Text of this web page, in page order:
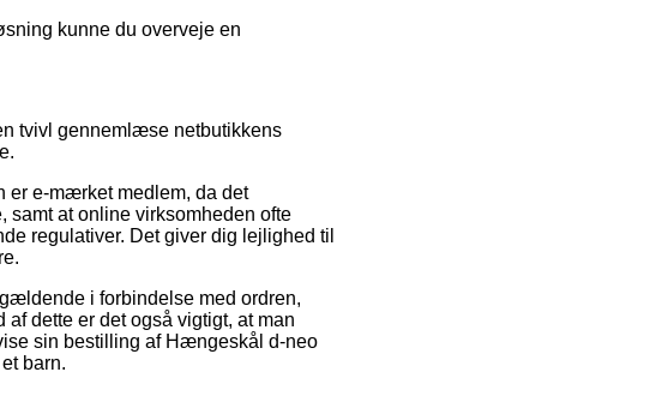
kunne du overveje en
tvivl gennemlæse netbutikkens
er e-mærket medlem, da det
samt at online virksomheden ofte
regulativer. Det giver dig lejlighed til
i forbindelse med ordren,
dette er det også vigtigt, at man
sin bestilling af Hængeskål d-neo
barn.